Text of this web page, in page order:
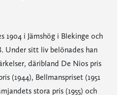
1904 i Jämshög i Blekinge och
Under sitt liv belönades han
däribland De Nios pris
(1944), Bellmanspriset (1951
stora pris (1955) och